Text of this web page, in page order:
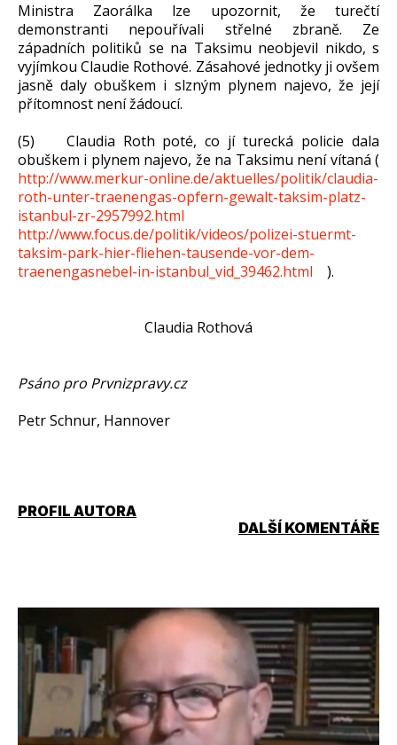
Ministra Zaorálka lze upozornit, že turečtí
demonstranti nepouřívali střelné zbraně. Ze
západních politiků se na Taksimu neobjevil nikdo, s
vyjímkou Claudie Rothové. Zásahové jednotky ji ovšem
jasně daly obuškem i slzným plynem najevo, že její
přítomnost není žádoucí.
(5) Claudia Roth poté, co jí turecká policie dala
obuškem i plynem najevo, že na Taksimu není vítaná (
http://www.merkur-online.de/aktuelles/politik/claudia-
roth-unter-traenengas-opfern-gewalt-taksim-platz-
istanbul-zr-2957992.html
http://www.focus.de/politik/videos/polizei-stuermt-
taksim-park-hier-fliehen-tausende-vor-dem-
traenengasnebel-in-istanbul_vid_39462.html
).
Claudia Rothová
Psáno pro Prvnizpravy.cz
Petr Schnur, Hannover
PROFIL AUTORA
DALŠÍ KOMENTÁŘE